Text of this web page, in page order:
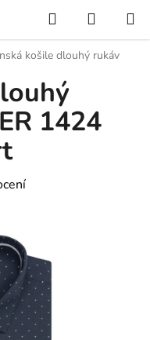
Hledat
KOŠÍK
košile dlouhý rukáv
1424